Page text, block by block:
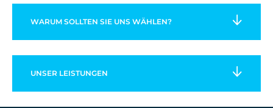
WARUM SOLLTEN SIE UNS WÄHLEN?
UNSER LEISTUNGEN